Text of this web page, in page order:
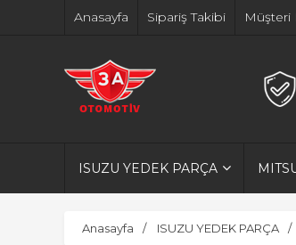
Anasayfa Sipariş Takibi Müşteri
ISUZU YEDEK PARÇA
Anasayfa ISUZU YEDEK PARÇA